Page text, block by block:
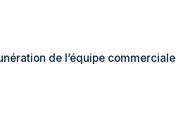
de l’équipe commerciale